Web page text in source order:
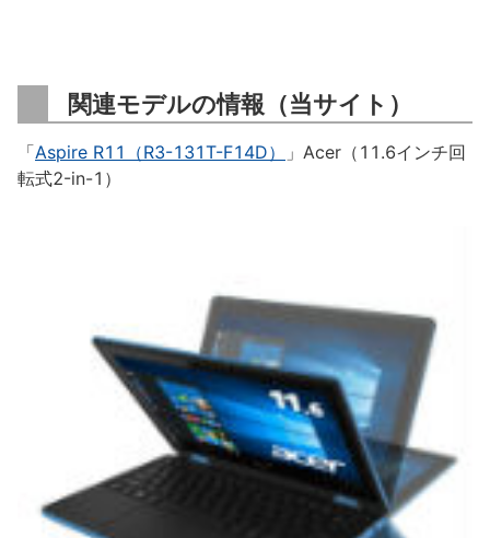
関連モデルの情報（当サイト）
「Aspire R11（R3-131T-F14D）
」Acer（11.6インチ回
転式2-in-1）